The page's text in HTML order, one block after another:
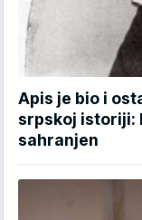
Apis je bio i
srpskoj istoriji:
sahranjen